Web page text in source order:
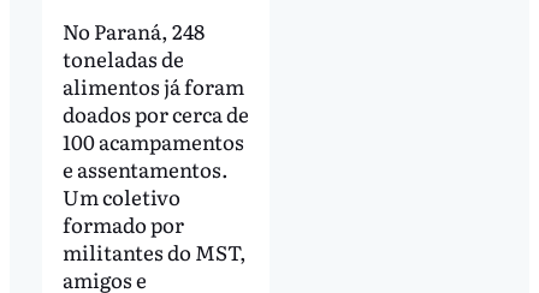
No Paraná, 248
toneladas de
alimentos já foram
doados por cerca de
100 acampamentos
e assentamentos.
Um coletivo
formado por
militantes do MST,
amigos e